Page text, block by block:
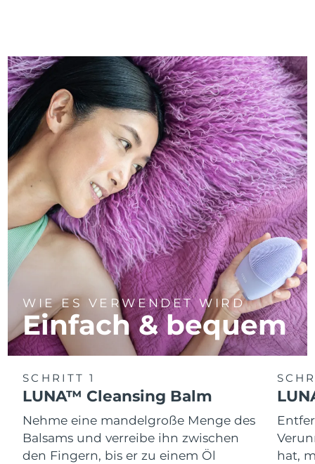
WIE ES VERWENDET WIRD
Einfach & bequem
SCHRITT 1
LUNA™ Cleansing Balm
Nehme eine mandelgroße Menge des
Balsams und verreibe ihn zwischen
den Fingern, bis er zu einem Öl
hat,